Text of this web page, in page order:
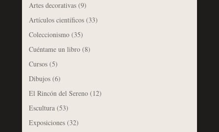
Artes decorativas(9)
Artículos científicos(33)
Coleccionismo(35)
Cuéntame un libro(8)
Cursos(5)
Dibujos(6)
El Rincón del Sereno(12)
Escultura(53)
Exposiciones(32)